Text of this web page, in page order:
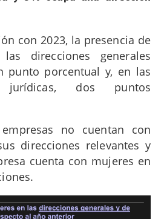
con 2023, la presencia de
direcciones generales
punto porcentual y, en las
jurídicas, dos puntos
no cuentan con
direcciones relevantes y
cuenta con mujeres en